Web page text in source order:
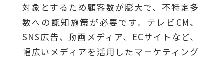
対象とするため顧客数が膨大で、不特定多
数への認知施策が必要です。テレビCM、
SNS広告、動画メディア、ECサイトなど、
幅広いメディアを活用したマーケティング